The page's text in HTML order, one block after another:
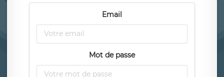
Email
Mot de passe